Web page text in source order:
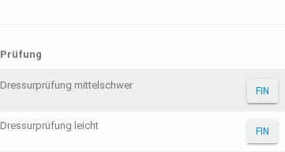
Prüfung
Dressurprüfung mittelschwer FIN
Dressurprüfung leicht FIN